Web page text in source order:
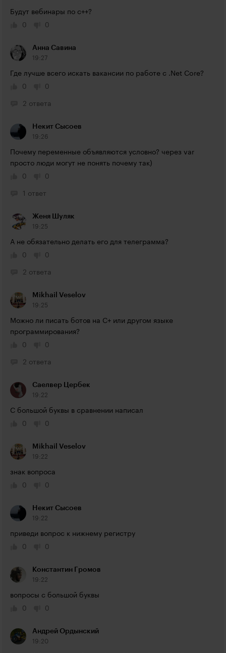
Будут вебинары по с++?
0
0
Анна Савина
19:27
Где лучше всего искать вакансии по работе с .Net Core?
0
0
2 ответа
Некит Сысоев
19:26
Почему переменные объявляются условно? через var
просто люди могут не понять почему так)
0
0
1 ответ
Женя Шуляк
19:25
А не обязательно делать его для телеграмма?
0
0
2 ответа
Mikhail Veselov
19:25
Можно ли писать ботов на С+ или другом языке
программирования?
0
0
2 ответа
Саелвер Цербек
19:22
С большой буквы в сравнении написал
0
0
Mikhail Veselov
19:22
знак вопроса
0
0
Некит Сысоев
19:22
приведи вопрос к нижнему регистру
0
0
Константин Громов
19:22
вопросы с большой буквы
0
0
Андрей Ордынский
19:20